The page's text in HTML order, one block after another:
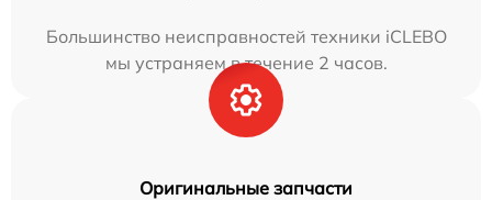
Большинство неисправностей техники iCLEBO
мы устраняем в течение 2 часов.
Оригинальные запчасти